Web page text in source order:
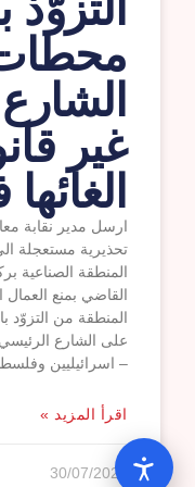
غير
الغائها
تحذيرية مستعجلة
المنطقة الصناعية
القاضي بمنع
المنطقة من التزوّد
على الشارع
– اسرائيليين
اقرأ المزيد »
30/07/2026